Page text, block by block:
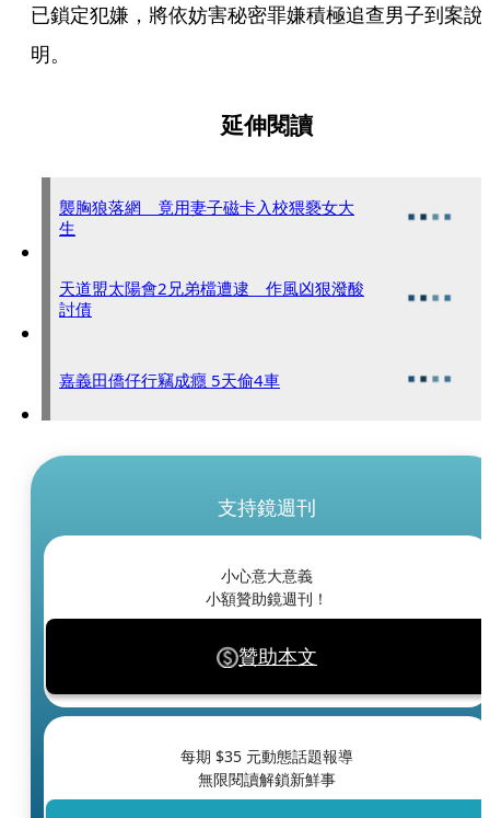
已鎖定犯嫌，將依妨害秘密罪嫌積極追查男子到案說
明。
延伸閱讀
襲胸狼落網 竟用妻子磁卡入校猥褻女大
生
天道盟太陽會2兄弟檔遭逮 作風凶狠潑酸
討債
嘉義田僑仔行竊成癮 5天偷4車
支持鏡週刊
小心意大意義
小額贊助鏡週刊！
贊助本文
每期 $35 元動態話題報導
無限閱讀解鎖新鮮事